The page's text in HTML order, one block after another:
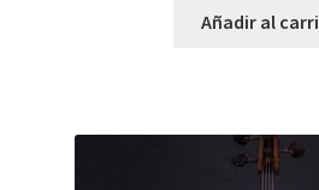
Añadir al